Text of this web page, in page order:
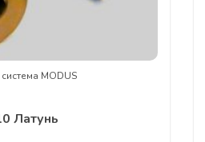
MODUS
Латунь